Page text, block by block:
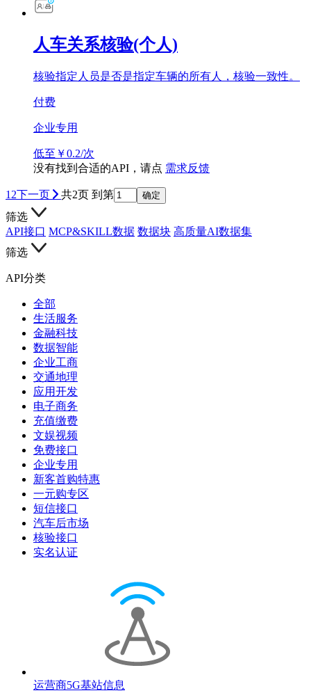
人车关系核验(个人)
核验指定人员是否是指定车辆的所有人，核验一致性。
付费
企业专用
低至￥0.2/次
没有找到合适的API，请点 需求反馈
1 2下一页 共2页 到第 确定
筛选
API接口 MCP&SKILL数据 数据块 高质量AI数据集
筛选
API分类
全部
生活服务
金融科技
数据智能
企业工商
交通地理
应用开发
电子商务
充值缴费
文娱视频
免费接口
企业专用
新客首购特惠
一元购专区
短信接口
汽车后市场
核验接口
实名认证
运营商5G基站信息